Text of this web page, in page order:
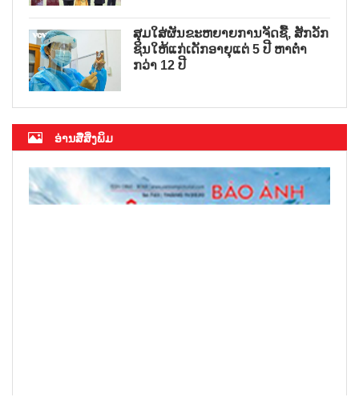
ສຸມໃສ່ຜັນຂະຫຍາຍການຈັດຊື້, ສັກວັກ
ຊິນໃຫ້ແກ່ເດັກອາຍຸແຕ່ 5 ປີ ຫາຕ່ຳ
ກວ່າ 12 ປີ
ອ່ານສື່ສິ່ງພິມ